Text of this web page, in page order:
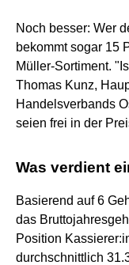
Noch besser: Wer
bekommt sogar 15
Müller-Sortiment.
Thomas Kunz,
Handelsverbands
seien frei in der
Was verdient
Basierend auf 6
das
Position
durchschnittlich